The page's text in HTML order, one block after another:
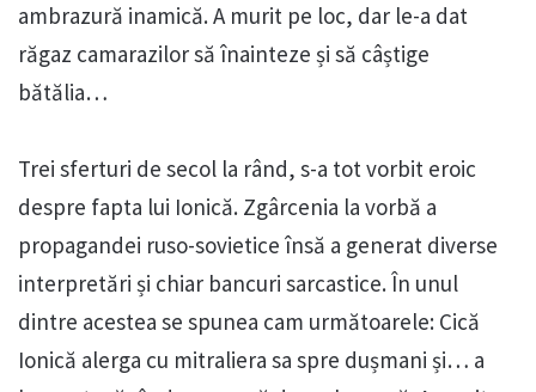
ambrazură inamică. A murit pe loc, dar le-a dat
răgaz camarazilor să înainteze și să câștige
bătălia…
Trei sferturi de secol la rând, s-a tot vorbit eroic
despre fapta lui Ionică. Zgârcenia la vorbă a
propagandei ruso-sovietice însă a generat diverse
interpretări și chiar bancuri sarcastice. În unul
dintre acestea se spunea cam următoarele: Cică
Ionică alerga cu mitraliera sa spre dușmani și… a